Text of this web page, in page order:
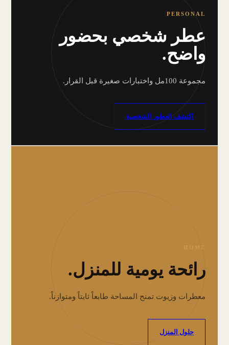
PERSONAL
عطر شخصي بحضور
واضح.
مجموعة 100مل واختبارات صغيرة قبل القرار.
اكتشف العطور الشخصية
HOME
رائحة يومية للمنزل.
معطرات وزيوت تمنح المساحة طابعاً ثابتاً ومتوازناً.
حلول المنزل